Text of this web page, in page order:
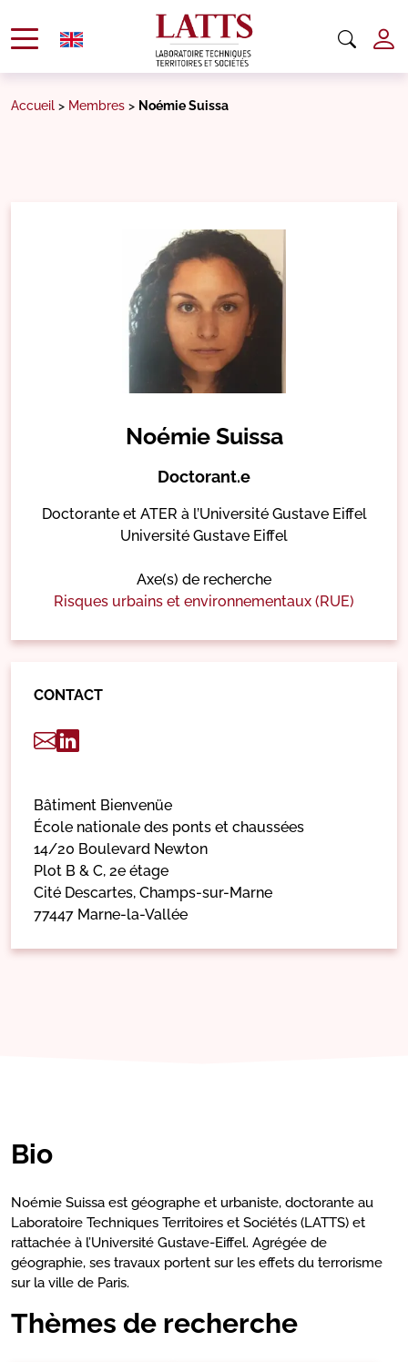
Accueil > Membres > Noémie Suissa
Noémie Suissa
Doctorant.e
Doctorante et ATER à l’Université Gustave Eiffel
Université Gustave Eiffel
Axe(s) de recherche
Risques urbains et environnementaux (RUE)
CONTACT
Bâtiment Bienvenüe
École nationale des ponts et chaussées
14/20 Boulevard Newton
Plot B & C, 2e étage
Cité Descartes, Champs-sur-Marne
77447 Marne-la-Vallée
Bio
Noémie Suissa est géographe et urbaniste, doctorante au
Laboratoire Techniques Territoires et Sociétés (LATTS) et
rattachée à l’Université Gustave-Eiffel. Agrégée de
géographie, ses travaux portent sur les effets du terrorisme
sur la ville de Paris.
Thèmes de recherche